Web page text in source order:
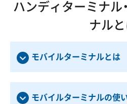
ハンディターミナル
ナル
モバイルターミナルとは
モバイルターミナルの使